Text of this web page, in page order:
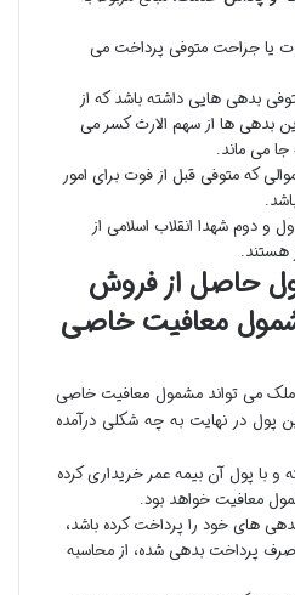
یا جراحت متوفی پرداخت می
بدهی هایی داشته باشد که از
بدهی ها از سهم الارث کسر می
می ماند.
که متوفی قبل از فوت برای امور
و دوم شهدا انقلاب اسلامی از
هستند.
حاصل از فروش
معافیت خاصی
ملک می تواند مشمول معافیت خاصی
پول در نهایت به چه شکلی درآمده
و با پول آن بیمه عمر خریداری کرده
معافیت خواهد بود.
های خود را پرداخت کرده باشد،
پرداخت بدهی شده، از محاسبه